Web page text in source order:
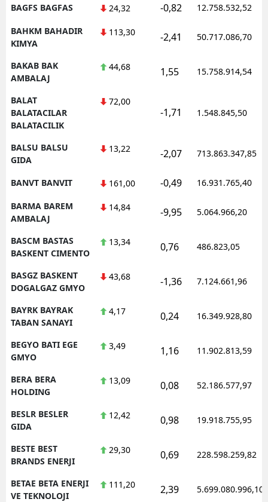
BAGFS BAGFAS 24,32 -0,82 12.758.532,52
BAHKM BAHADIR
KIMYA
113,30 -2,41 50.717.086,70
BAKAB BAK
AMBALAJ
44,68 1,55 15.758.914,54
BALAT
BALATACILAR
BALATACILIK
72,00
-1,71 1.548.845,50
BALSU BALSU
GIDA
13,22 -2,07 713.863.347,85
BANVT BANVIT 161,00 -0,49 16.931.765,40
BARMA BAREM
AMBALAJ
14,84 -9,95 5.064.966,20
BASCM BASTAS
BASKENT CIMENTO
13,34 0,76 486.823,05
BASGZ BASKENT
DOGALGAZ GMYO
43,68 -1,36 7.124.661,96
BAYRK BAYRAK
TABAN SANAYI
4,17 0,24 16.349.928,80
BEGYO BATI EGE
GMYO
3,49 1,16 11.902.813,59
BERA BERA
HOLDING
13,09 0,08 52.186.577,97
BESLR BESLER
GIDA
12,42 0,98 19.918.755,95
BESTE BEST
BRANDS ENERJI
29,30 0,69 228.598.259,82
BETAE BETA ENERJI
VE TEKNOLOJI
111,20 2,39 5.699.080.996,10